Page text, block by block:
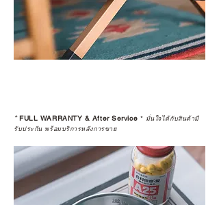
*FULL WARRANTY & After Service * มั่นใจได้กับสินค้ามี
รับประกัน พร้อมบริการหลังการขาย